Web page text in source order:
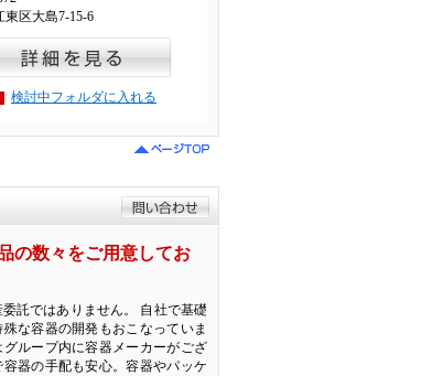
東区大島7-15-6
検討中フォルダに入れる
の数々をご用意してお
託ではありません。 自社で基礎
な容器の開発もおこなっていま
グループ内に容器メーカーがござ
容器の手配も安心。容器やパッケ